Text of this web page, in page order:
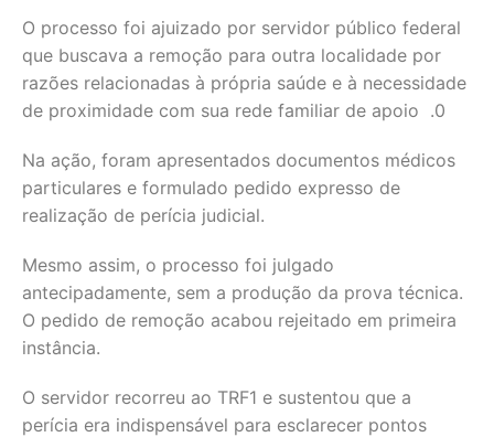
O processo foi ajuizado por servidor público federal
que buscava a remoção para outra localidade por
razões relacionadas à própria saúde e à necessidade
de proximidade com sua rede familiar de apoio .0
Na ação, foram apresentados documentos médicos
particulares e formulado pedido expresso de
realização de perícia judicial.
Mesmo assim, o processo foi julgado
antecipadamente, sem a produção da prova técnica.
O pedido de remoção acabou rejeitado em primeira
instância.
O servidor recorreu ao TRF1 e sustentou que a
perícia era indispensável para esclarecer pontos